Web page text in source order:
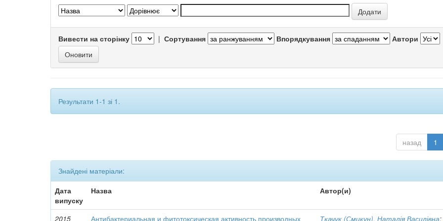
Вивести на сторінку | Сортування Впорядкування Автори
Результати 1-1 зі 1.
назад 1
Знайдені матеріали:
Дата
випуску
Назва Автор(и)
2015 Антибактериальная и фитотоксическая активность производных Ткачук (Смикун), Наталія Василівна;